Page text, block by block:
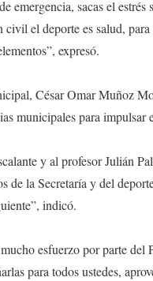
emergencia, sacas el
el deporte es salud,
expresó.
César Omar Muñoz
municipales para impulsar
y al profesor Julián
la Secretaría y del
indicó.
esfuerzo por parte
para todos ustedes,